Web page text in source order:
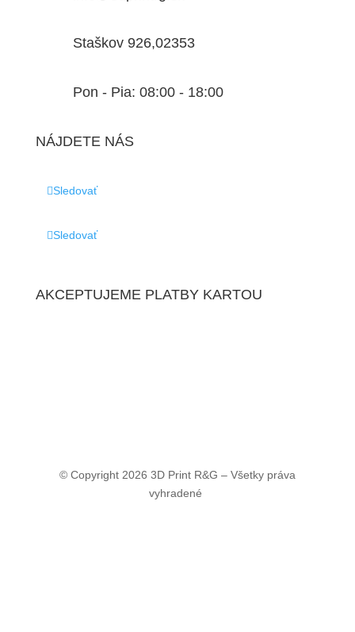
Staškov 926,02353
Pon - Pia: 08:00 - 18:00
NÁJDETE NÁS
Sledovať
Sledovať
AKCEPTUJEME PLATBY KARTOU
© Copyright 2026 3D Print R&G – Všetky práva
vyhradené